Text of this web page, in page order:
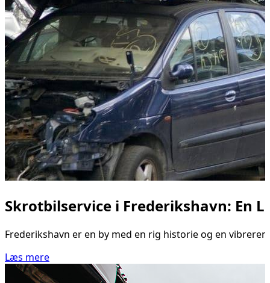
Skrotbilservice i Frederikshavn: En
Frederikshavn er en by med en rig historie og en
Læs mere